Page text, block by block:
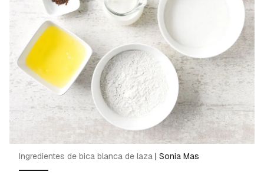
Ingredientes de bica blanca de laza | Sonia Mas